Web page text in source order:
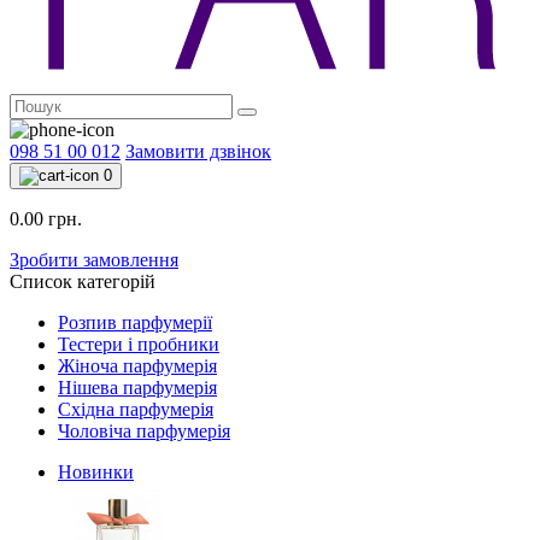
098 51 00 012 Замовити дзвінок
0
0.00 грн.
Зробити замовлення
Список категорій
Розпив парфумерії
Тестери і пробники
Жіноча парфумерія
Нішева парфумерія
Східна парфумерія
Чоловіча парфумерія
Новинки